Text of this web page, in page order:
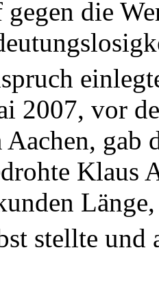
die
2007, vor
Aachen,
Klaus
stellte und